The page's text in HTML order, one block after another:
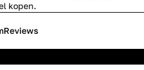
kopen.
Reviews